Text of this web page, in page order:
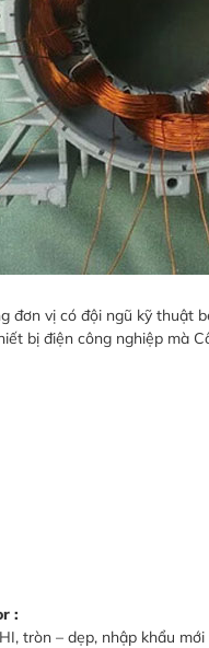
đơn vị có đội ngũ kỹ thuật
bị điện công nghiệp mà
:
tròn – dẹp, nhập khẩu mới